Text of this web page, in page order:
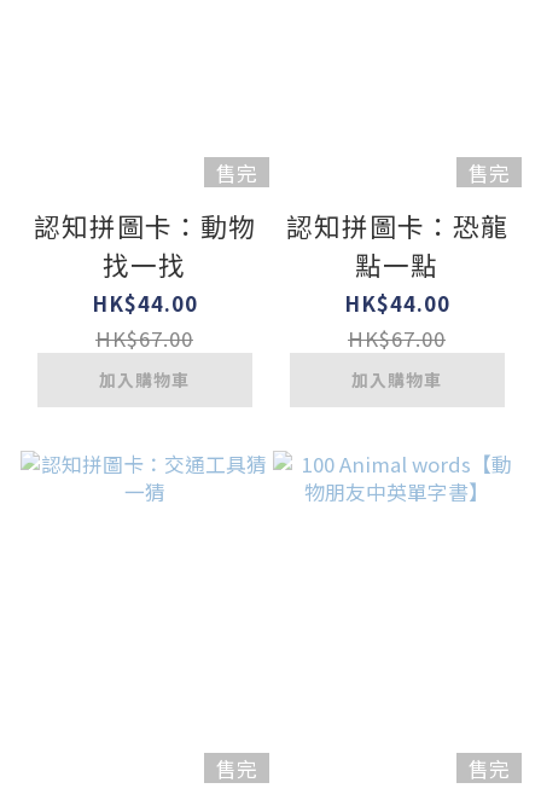
售完
認知拼圖卡：動物
找一找
HK$44.00
HK$67.00
加入購物車
售完
認知拼圖卡：恐龍
點一點
HK$44.00
HK$67.00
加入購物車
售完 售完